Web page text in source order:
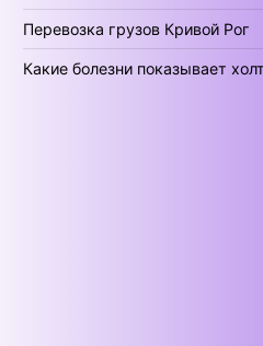
Перевозка грузов Кривой Рог
Какие болезни показывает